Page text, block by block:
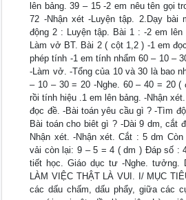
lên bảng. 39 – 15 -2 em nêu tên gọi
72 -Nhận xét -Luyện tập. 2.Dạy
động 2 : Luyện tập. Bài 1 : -2 em lên
Làm vở BT. Bài 2 ( cột 1,2 ) -1 em
phép tính -1 em tính nhẩm 60 – 10 –
-Làm vở. -Tổng của 10 và 30 là bao
– 10 – 30 = 20 -Nghe. 60 – 40 = 20
rồi tính hiệu .1 em lên bảng. -Nhận
đọc đề. -Bài toán yêu cầu gì ? -Tìm
Bài toán cho biêt gì ? -Dài 9 dm, cắt
Nhận xét. -Nhận xét. Cắt : 5 dm
vải còn lại: 9 – 5 = 4 ( dm ) Đáp số :
tiết học. Giáo dục tư -Nghe. tưởng.
LÀM VIỆC THẬT LÀ VUI. I/ MỤC
các dấu chấm, dấu phẩy, giữa các